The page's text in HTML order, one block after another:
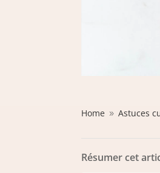
Home 9 Astuces
Résumer cet